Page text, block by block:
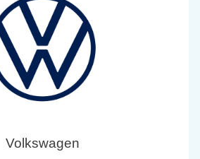
Volkswagen